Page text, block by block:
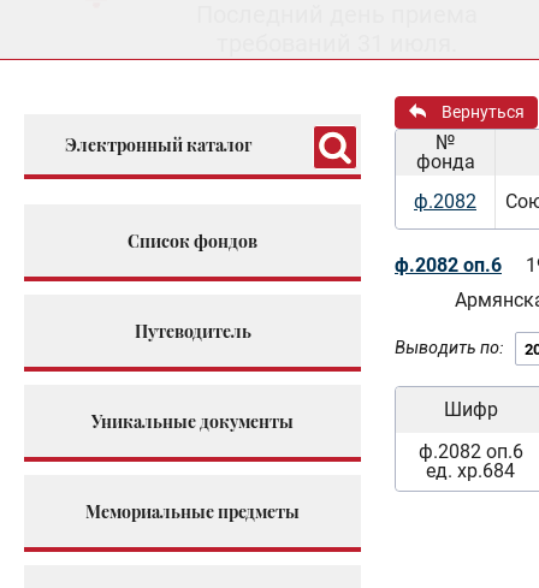
Электронный каталог
Список фондов
Путеводитель
Уникальные документы
Мемориальные предметы
Вернуться
№
фонда
ф.2082
ф.2082 оп.6
Выводить по:
Шифр
ф.2082 оп.6
ед. хр.684